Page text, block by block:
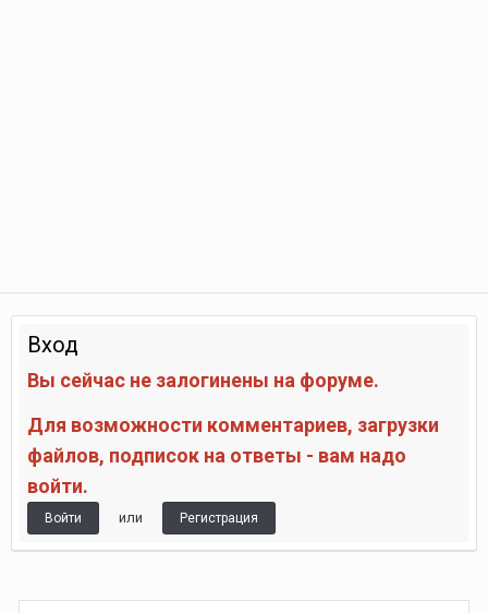
Вход
Вы сейчас не залогинены на форуме.
Для возможности комментариев, загрузки
файлов, подписок на ответы - вам надо
войти.
Войти или Регистрация